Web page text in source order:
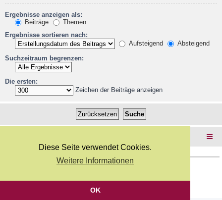
Diese Seite verwendet Cookies.
Weitere Informationen
OK
Ergebnisse anzeigen als:
Beiträge
Themen
Ergebnisse sortieren nach:
Aufsteigend
Absteigend
Suchzeitraum begrenzen:
Die ersten:
Zeichen der Beiträge anzeigen
Deutsche Übersetzung durchphpBB.de